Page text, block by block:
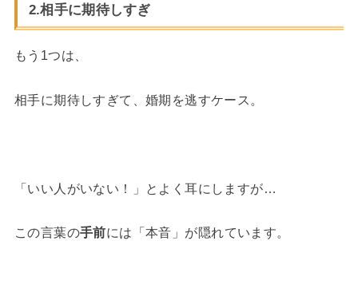
2.相手に期待しすぎ
もう1つは、
相手に期待しすぎて、婚期を逃すケース。
「いい人がいない！」とよく耳にしますが…
この言葉の手前には「本音」が隠れています。